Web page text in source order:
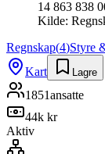
14 863 838
Kilde:
Regnskap(4)Styre
Kart
Lagre
1851ansatte
44k kr
Aktiv